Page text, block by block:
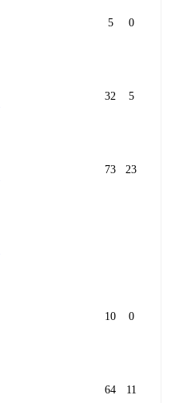
5 0
32 5
73 23
10 0
64 11